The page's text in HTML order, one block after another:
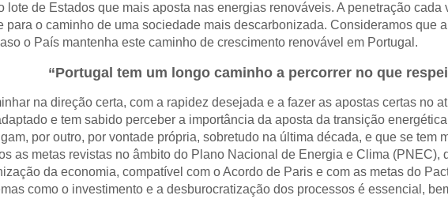
lote de Estados que mais aposta nas energias renováveis. A penetração
para o caminho de uma sociedade mais descarbonizada. Consideramos que
o País mantenha este caminho de crescimento renovável em Portugal.
“Portugal tem um longo caminho a percorrer no que
na direção certa, com a rapidez desejada e a fazer as apostas certas no
e tem sabido perceber a importância da aposta da transição
por outro, por vontade própria, sobretudo na última década, e que se tem
as metas revistas no âmbito do Plano Nacional de Energia e Clima (PNEC),
da economia, compatível com o Acordo de Paris e com as metas do
como o investimento e a desburocratização dos processos é essencial,